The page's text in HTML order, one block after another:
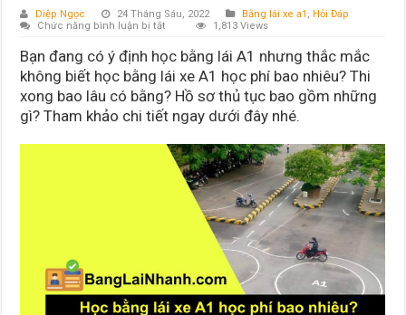
Diệp Ngọc 24 Tháng Sáu, 2022 Bằng lái xe a1 , Hỏi Đáp
Chức năng bình luận bị tắt
bằng
lái
xe
A1
học
bao
Bao
lâu
có
bằng?
gì?
1,813 Views
Bạn đang có ý định học bằng lái A1 nhưng thắc mắc
không biết học bằng lái xe A1 học phí bao nhiêu? Thi
xong bao lâu có bằng? Hồ sơ thủ tục bao gồm những
gì? Tham khảo chi tiết ngay dưới đây nhé.